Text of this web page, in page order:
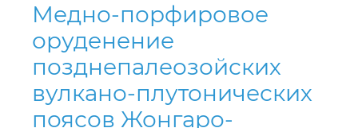
Медно-порфировое
оруденение
позднепалеозойских
вулкано-плутонических
поясов Жонгаро-